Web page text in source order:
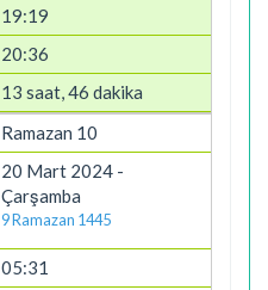
19:19
20:36
13 saat, 46 dakika
Ramazan 10
20 Mart 2024 -
Çarşamba
9 Ramazan 1445
05:31